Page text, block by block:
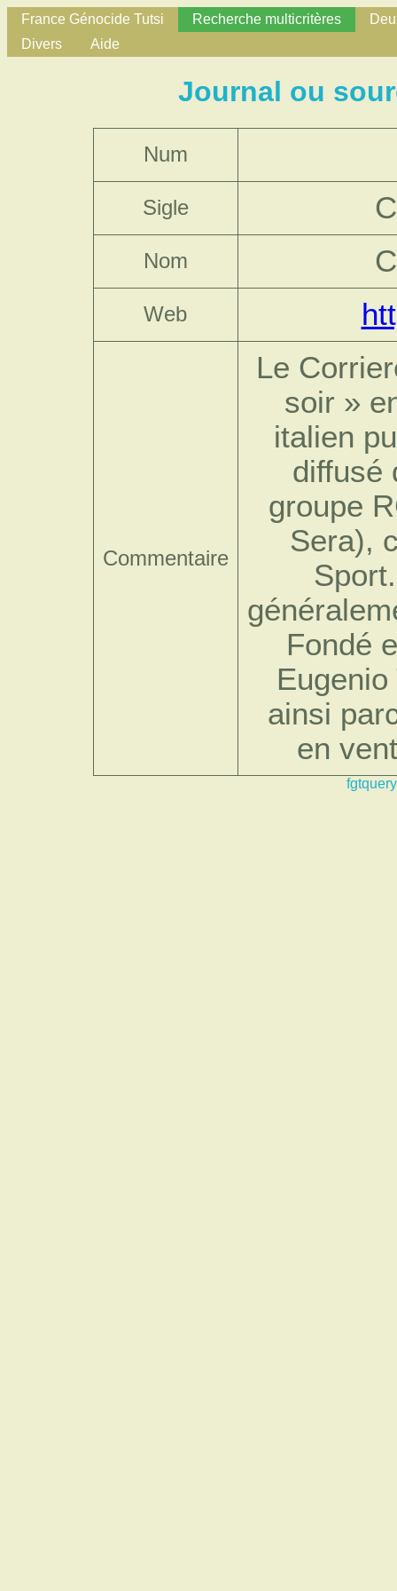
France Génocide Tutsi Recherche multicritères
Divers
Aide
Journal ou
Num
Sigle
Nom
Web
Commentaire
Le
soir »
italien
diffusé
groupe
Sera),
Fondé
ainsi
en